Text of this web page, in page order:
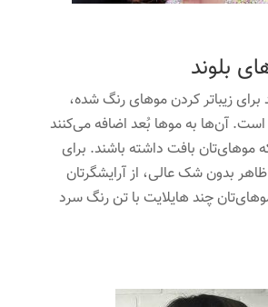
برای زیباتر کردن موهای رنگ شده،
است. آن‌ها به موها بُعد اضافه می‌کنند
بافت داشته باشند. برای
بدون شک عالی، از آرایشگرتان
چند هایلایت با تن رنگ سرد